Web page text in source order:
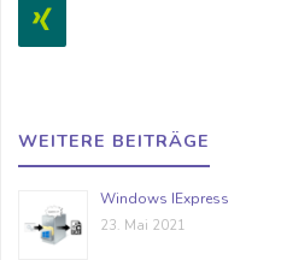
WEITERE BEITRÄGE
Windows IExpress
23. Mai 2021